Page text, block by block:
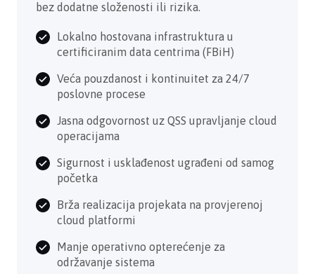
bez dodatne složenosti ili rizika.
Lokalno hostovana infrastruktura u
certificiranim data centrima (FBiH)
Veća pouzdanost i kontinuitet za 24/7
poslovne procese
Jasna odgovornost uz QSS upravljanje cloud
operacijama
Sigurnost i usklađenost ugrađeni od samog
početka
Brža realizacija projekata na provjerenoj
cloud platformi
Manje operativno opterećenje za
održavanje sistema